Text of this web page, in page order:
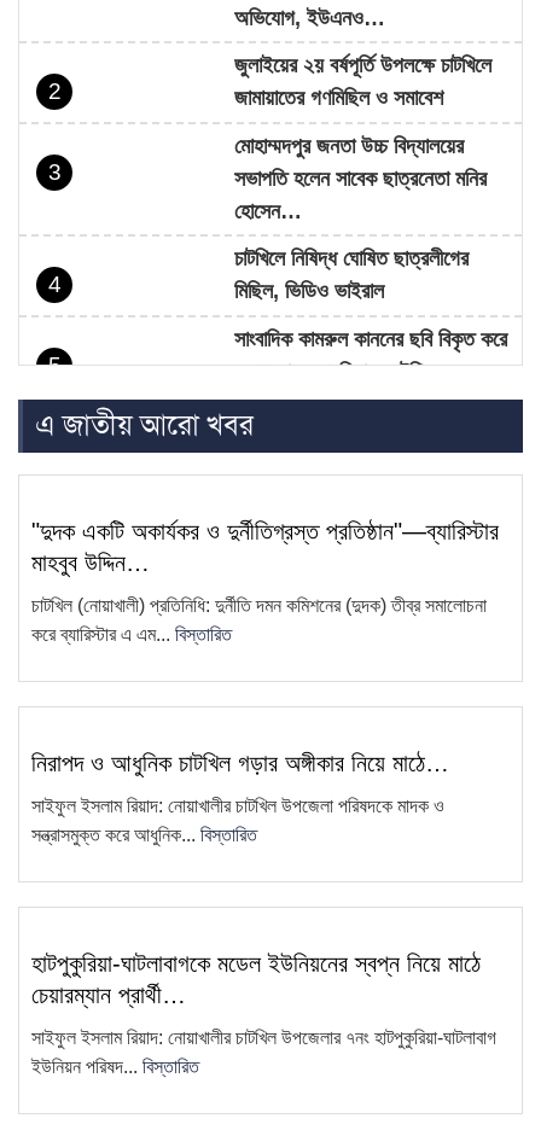
অভিযোগ, ইউএনও…
2
জুলাইয়ের ২য় বর্ষপূর্তি উপলক্ষে চাটখিলে
জামায়াতের গণমিছিল ও সমাবেশ
3
মোহাম্মদপুর জনতা উচ্চ বিদ্যালয়ের
সভাপতি হলেন সাবেক ছাত্রনেতা মনির
হোসেন…
4
চাটখিলে নিষিদ্ধ ঘোষিত ছাত্রলীগের
মিছিল, ভিডিও ভাইরাল
5
সাংবাদিক কামরুল কাননের ছবি বিকৃত করে
অপপ্রচারের প্রতিবাদে চাটখিলে
মানববন্ধন
6
ফেসবুকে ফেইক আইডি দিয়ে আনিছ
7
চাটখিলে সড়কের জায়গায় নতুন করে অবৈধ
8
সাংবাদিক কামরুল কাননের বিরুদ্ধে
10
এয়ারপোর্ট থেকে সাজা প্রাপ্ত আসামিকে
গ্রেফতার করেছে চাটখিলে থানা পুলিশ
11
কমিটি গঠন
12
অনুষ্ঠিত: ২ মাসের মধ্যে তৃণমূল…
13
প্রতিষ্ঠান"—ব্যারিস্টার মাহবুব উদ্দিন
এ জাতীয় আরো খবর
"দুদক একটি অকার্যকর ও দুর্নীতিগ্রস্ত প্রতিষ্ঠান"—ব্যারিস্টার
মাহবুব উদ্দিন…
চাটখিল (নোয়াখালী) প্রতিনিধি: দুর্নীতি দমন কমিশনের (দুদক) তীব্র সমালোচনা
করে ব্যারিস্টার এ এম... বিস্তারিত
নিরাপদ ও আধুনিক চাটখিল গড়ার অঙ্গীকার নিয়ে মাঠে…
সাইফুল ইসলাম রিয়াদ: নোয়াখালীর চাটখিল উপজেলা পরিষদকে মাদক ও
সন্ত্রাসমুক্ত করে আধুনিক... বিস্তারিত
হাটপুকুরিয়া-ঘাটলাবাগকে মডেল ইউনিয়নের স্বপ্ন নিয়ে মাঠে
চেয়ারম্যান প্রার্থী…
সাইফুল ইসলাম রিয়াদ: নোয়াখালীর চাটখিল উপজেলার ৭নং হাটপুকুরিয়া-ঘাটলাবাগ
ইউনিয়ন পরিষদ... বিস্তারিত